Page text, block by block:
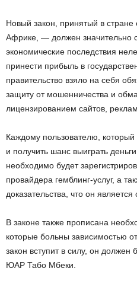
Новый закон, принятый в
Африке, — должен значительно
экономические последствия
принести прибыль в
правительство взяло на себя
защиту от мошенничества и
лицензированием сайтов,
Каждому пользователю, который
и получить шанс выиграть
необходимо будет
провайдера гемблинг-услуг, а
доказательства, что он
В законе также прописана
которые больны зависимостью
закон вступит в силу, он должен
ЮАР Табо Мбеки.